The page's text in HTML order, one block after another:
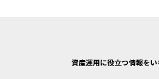
資産運用に役立つ情報を